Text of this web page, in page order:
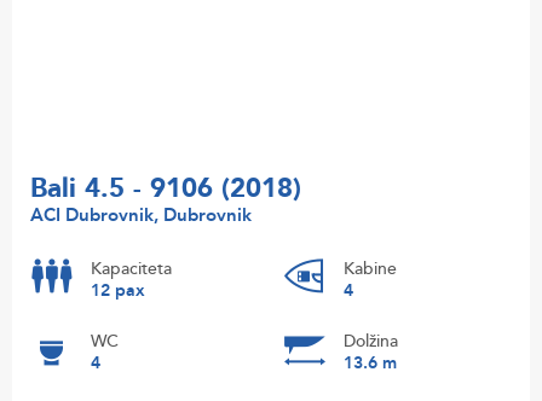
Bali 4.5 - 9106 (2018)
ACI Dubrovnik, Dubrovnik
Kapaciteta
12 pax
Kabine
4
WC
4
Dolžina
13.6 m